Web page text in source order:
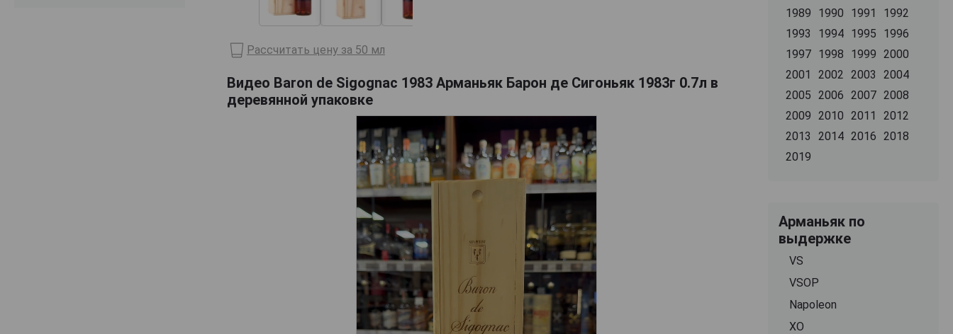
Рассчитать цену за 50 мл
Видео Baron de Sigognac 1983 Арманьяк Барон де Сигоньяк 1983г 0.7л в
деревянной упаковке
1989
1990 1991
1992
1993
1994 1995
1996
1997 1998 1999
2000
2001
2002 2003
2004
2005
2006 2007 2008
2009
2010 2011
2012
2013
2014 2016
2018
2019
Арманьяк по
выдержке
VS
VSOP
Napoleon
XO